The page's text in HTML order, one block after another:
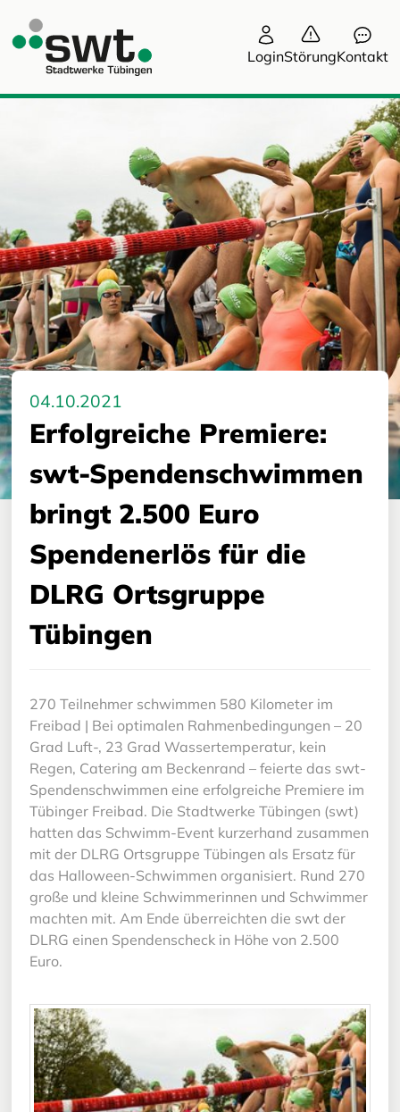
LoginStörungKontakt
04.10.2021
Erfolgreiche Premiere:
swt-Spendenschwimmen
bringt 2.500 Euro
Spendenerlös für die
DLRG Ortsgruppe
Tübingen
270 Teilnehmer schwimmen 580 Kilometer im
Freibad | Bei optimalen Rahmenbedingungen – 20
Grad Luft-, 23 Grad Wassertemperatur, kein
Regen, Catering am Beckenrand – feierte das swt-
Spendenschwimmen eine erfolgreiche Premiere im
Tübinger Freibad. Die Stadtwerke Tübingen (swt)
hatten das Schwimm-Event kurzerhand zusammen
mit der DLRG Ortsgruppe Tübingen als Ersatz für
das Halloween-Schwimmen organisiert. Rund 270
große und kleine Schwimmerinnen und Schwimmer
machten mit. Am Ende überreichten die swt der
DLRG einen Spendenscheck in Höhe von 2.500
Euro.